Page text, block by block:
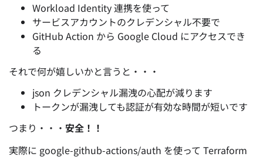
Workload Identity 連携を使って
サービスアカウントのクレデンシャル不要で
GitHub Action から Google Cloud にアクセスでき
る
それで何が嬉しいかと言うと・・・
json クレデンシャル漏洩の心配が減ります
トークンが漏洩しても認証が有効な時間が短いです
つまり・・・ 安全！！
実際に google-github-actions/auth を使って Terraform